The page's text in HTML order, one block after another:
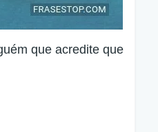
que acredite que